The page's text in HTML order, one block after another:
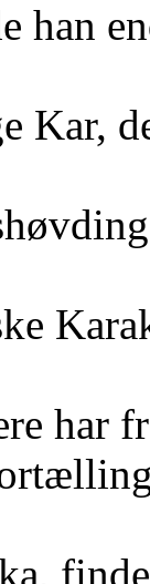
han
Kar,
har